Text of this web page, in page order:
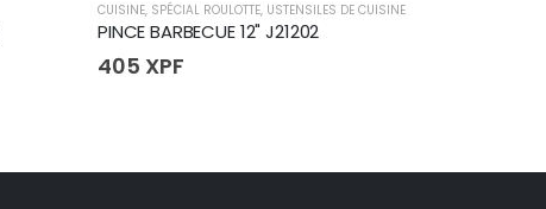
CUISINE, SPÉCIAL ROULOTTE, USTENSILES DE CUISINE
PINCE BARBECUE 12" J21202
405 XPF